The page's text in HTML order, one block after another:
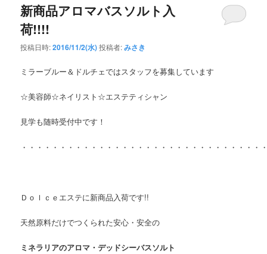
新商品アロマバスソルト入
荷!!!!
投稿日時:2016/11/2(水)投稿者:みさき
ミラーブルー＆ドルチェではスタッフを募集しています
☆美容師☆ネイリスト☆エステティシャン
見学も随時受付中です！
・・・・・・・・・・・・・・・・・・・・・・・・・・・・・・・
Ｄｏｌｃｅエステに新商品入荷です!!
天然原料だけでつくられた安心・安全の
ミネラリアのアロマ・デッドシーバスソルト